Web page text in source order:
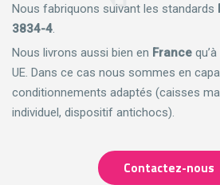
Nous fabriquons suivant les standards
3834-4.
Nous livrons aussi bien en France qu’à
UE. Dans ce cas nous sommes en
conditionnements adaptés (caisses
individuel, dispositif antichocs).
Contactez-nous